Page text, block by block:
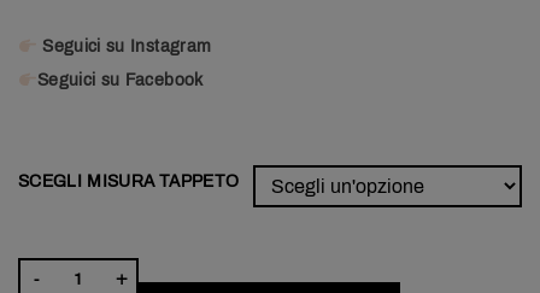
Seguici su Instagram
Seguici su Facebook
SCEGLI MISURA TAPPETO